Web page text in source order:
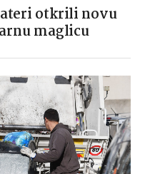
otkrili novu
maglicu